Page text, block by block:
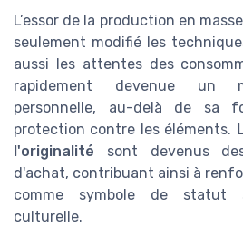
L’essor de la production en
seulement modifié les
aussi les attentes des
rapidement devenue un
personnelle, au-delà de sa
protection contre les éléments.
l'originalité sont devenus
d'achat, contribuant ainsi à
comme symbole de statut
culturelle.